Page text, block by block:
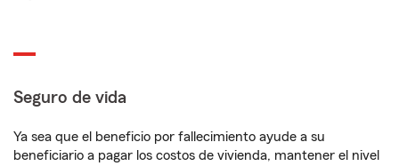
Seguro de vida
Ya sea que el beneficio por fallecimiento ayude a su
beneficiario a pagar los costos de vivienda, mantener el nivel